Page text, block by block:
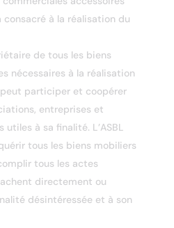
consacré à la réalisation du
de tous les biens
nécessaires à la réalisation
participer et coopérer
entreprises et
à sa finalité. L’ASBL
tous les biens mobiliers
tous les actes
directement ou
désintéressée et à son